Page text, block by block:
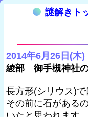
謎解きト
2014年6月26日(木)
綾部 御手槻神社
長方形(シリウス)で
その前に石がある